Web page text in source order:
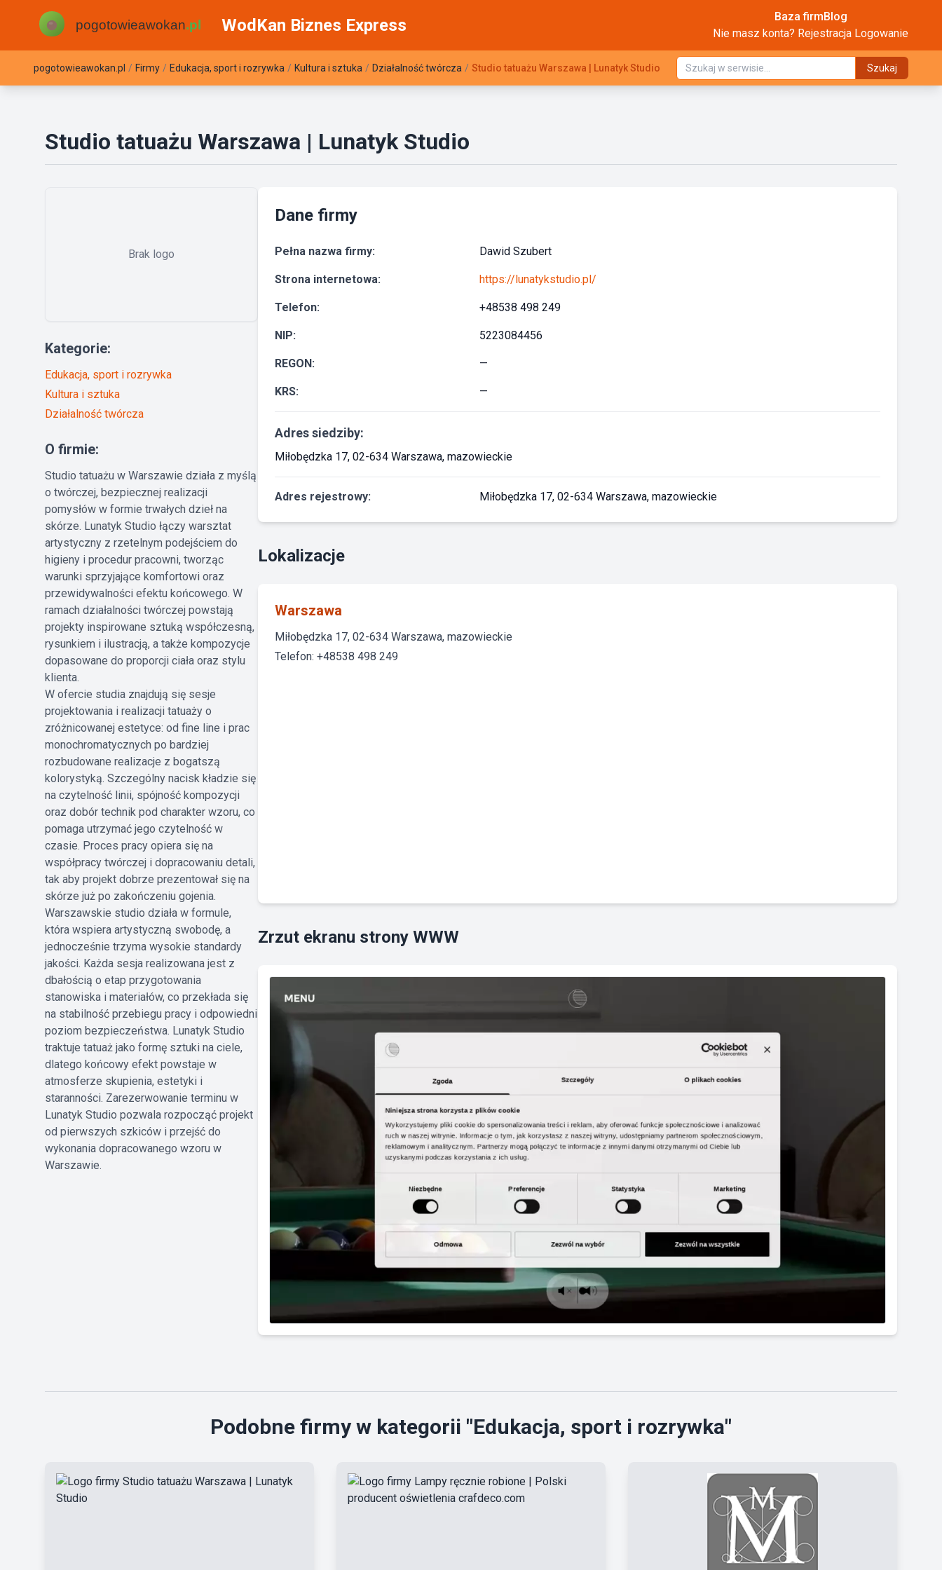
WodKan Biznes Express Baza firmBlog
Nie masz konta? Rejestracja Logowanie
pogotowieawokan.pl / Firmy / Edukacja, sport i rozrywka / Kultura i sztuka / Działalność twórcza / Studio tatuażu Warszawa | Lunatyk Studio Szukaj
Studio tatuażu Warszawa | Lunatyk Studio
Brak logo
Kategorie:
Edukacja, sport i rozrywka
Kultura i sztuka
Działalność twórcza
O firmie:
Studio tatuażu w Warszawie działa z myślą
o twórczej, bezpiecznej realizacji
pomysłów w formie trwałych dzieł na
skórze. Lunatyk Studio łączy warsztat
artystyczny z rzetelnym podejściem do
higieny i procedur pracowni, tworząc
warunki sprzyjające komfortowi oraz
przewidywalności efektu końcowego. W
ramach działalności twórczej powstają
projekty inspirowane sztuką współczesną,
rysunkiem i ilustracją, a także kompozycje
dopasowane do proporcji ciała oraz stylu
klienta.
W ofercie studia znajdują się sesje
projektowania i realizacji tatuaży o
zróżnicowanej estetyce: od fine line i prac
monochromatycznych po bardziej
rozbudowane realizacje z bogatszą
kolorystyką. Szczególny nacisk kładzie się
na czytelność linii, spójność kompozycji
oraz dobór technik pod charakter wzoru, co
pomaga utrzymać jego czytelność w
czasie. Proces pracy opiera się na
współpracy twórczej i dopracowaniu detali,
tak aby projekt dobrze prezentował się na
skórze już po zakończeniu gojenia.
Warszawskie studio działa w formule,
która wspiera artystyczną swobodę, a
jednocześnie trzyma wysokie standardy
jakości. Każda sesja realizowana jest z
dbałością o etap przygotowania
stanowiska i materiałów, co przekłada się
na stabilność przebiegu pracy i odpowiedni
poziom bezpieczeństwa. Lunatyk Studio
traktuje tatuaż jako formę sztuki na ciele,
dlatego końcowy efekt powstaje w
atmosferze skupienia, estetyki i
staranności. Zarezerwowanie terminu w
Lunatyk Studio pozwala rozpocząć projekt
od pierwszych szkiców i przejść do
wykonania dopracowanego wzoru w
Warszawie.
Dane firmy
Pełna nazwa firmy: Dawid Szubert
Strona internetowa: https://lunatykstudio.pl/
Telefon: +48538 498 249
NIP: 5223084456
REGON: —
KRS: —
Adres siedziby:
Miłobędzka 17, 02-634 Warszawa, mazowieckie
Adres rejestrowy: Miłobędzka 17, 02-634 Warszawa, mazowieckie
Lokalizacje
Warszawa
Miłobędzka 17, 02-634 Warszawa, mazowieckie
Telefon: +48538 498 249
Zrzut ekranu strony WWW
Podobne firmy w kategorii "Edukacja, sport i rozrywka"